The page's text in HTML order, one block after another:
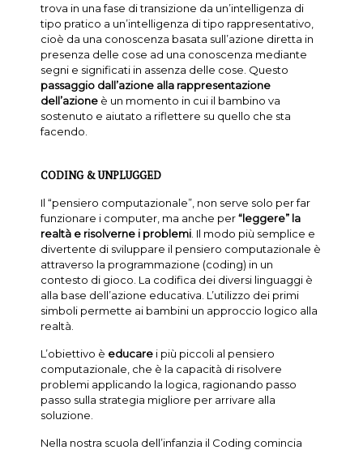
trova in una fase di transizione da un’intelligenza di
tipo pratico a un’intelligenza di tipo rappresentativo,
cioè da una conoscenza basata sull’azione diretta in
presenza delle cose ad una conoscenza mediante
segni e significati in assenza delle cose. Questo
passaggio dall’azione alla rappresentazione
dell’azioneè un momento in cui il bambino va
sostenuto e aiutato a riflettere su quello che sta
facendo.
CODING & UNPLUGGED
Il “pensiero computazionale”, non serve solo per far
funzionare i computer, ma anche per“leggere” la
realtà e risolverne i problemi. Il modo più semplice e
divertente di sviluppare il pensiero computazionale è
attraverso la programmazione (coding) in un
contesto di gioco. La codifica dei diversi linguaggi è
alla base dell’azione educativa. L’utilizzo dei primi
simboli permette ai bambini un approccio logico alla
realtà.
L’obiettivo è educarei più piccoli al pensiero
computazionale, che è la capacità di risolvere
problemi applicando la logica, ragionando passo
passo sulla strategia migliore per arrivare alla
soluzione.
Nella nostra scuola dell’infanzia il Coding comincia